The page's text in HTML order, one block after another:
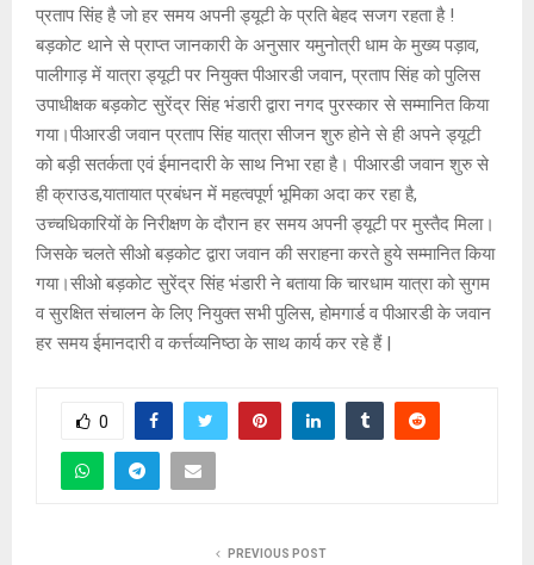
प्रताप सिंह है जो हर समय अपनी ड्यूटी के प्रति बेहद सजग रहता है !
बड़कोट थाने से प्राप्त जानकारी के अनुसार यमुनोत्री धाम के मुख्य पड़ाव,
पालीगाड़ में यात्रा ड्यूटी पर नियुक्त पीआरडी जवान, प्रताप सिंह को पुलिस
उपाधीक्षक बड़कोट सुरेंद्र सिंह भंडारी द्वारा नगद पुरस्कार से सम्मानित किया
गया।पीआरडी जवान प्रताप सिंह यात्रा सीजन शुरु होने से ही अपने ड्यूटी
को बड़ी सतर्कता एवं ईमानदारी के साथ निभा रहा है। पीआरडी जवान शुरु से
ही क्राउड,यातायात प्रबंधन में महत्वपूर्ण भूमिका अदा कर रहा है,
उच्चधिकारियों के निरीक्षण के दौरान हर समय अपनी ड्यूटी पर मुस्तैद मिला।
जिसके चलते सीओ बड़कोट द्वारा जवान की सराहना करते हुये सम्मानित किया
गया।सीओ बड़कोट सुरेंद्र सिंह भंडारी ने बताया कि चारधाम यात्रा को सुगम
व सुरक्षित संचालन के लिए नियुक्त सभी पुलिस, होमगार्ड व पीआरडी के जवान
हर समय ईमानदारी व कर्त्तव्यनिष्ठा के साथ कार्य कर रहे हैं |
0
PREVIOUS POST